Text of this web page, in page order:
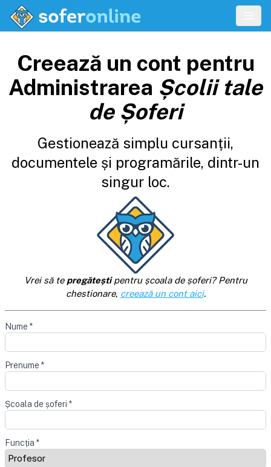
Creează un cont pentru
Administrarea Școlii tale
de Șoferi
Gestionează simplu cursanții,
documentele și programările, dintr-un
singur loc.
Vrei să te pregăteștipentru școala de șoferi? Pentru
chestionare, creează un cont aici.
Nume *
Prenume *
Școala de șoferi *
Funcția *